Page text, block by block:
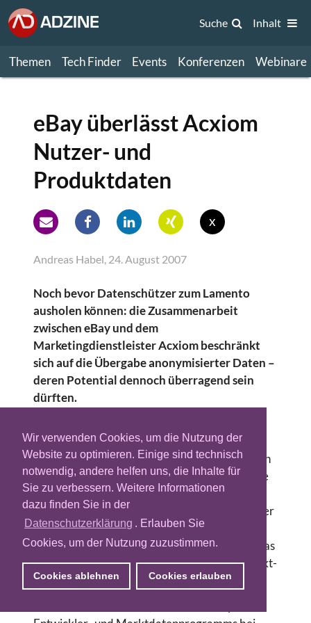
Wir verwenden Cookies, um die Nutzung der
Website zu optimieren. Einige sind technisch
notwendig, andere helfen uns, die Inhalte für
Sie zu verbessern. Weitere Informationen
dazu finden Sie in der
Datenschutzerklärung . Erlauben Sie
Cookies, um der Nutzung zuzustimmen.
Cookies ablehnen Cookies erlauben
Themen Tech Finder Events Konferenzen Webinare
Suche Inhalt
eBay überlässt Acxiom
Nutzer- und
Produktdaten
x
Andreas Habel, 24. August 2007
Noch bevor Datenschützer zum Lamento
ausholen können: die Zusammenarbeit
zwischen eBay und dem
Marketingdienstleister Acxiom beschränkt
sich auf die Übergabe anonymisierter Daten –
deren Potential dennoch überragend sein
dürften.
Datenpartner von eBay sammelt Acxiom
zukünftig die Transaktionsdaten von rund neun
Millionen ständig angebotenen Produkten. Die
branchenübergreifenden Auktionsverläufe
werden dann analysiert und aufbereitet. Später
sollen Unternehmen aufgrund der Daten
Lösungen für die Neukundengewinnung, für das
Kundenbeziehungsmanagement und die Markt-
und Absatzplanung entwickelt können.